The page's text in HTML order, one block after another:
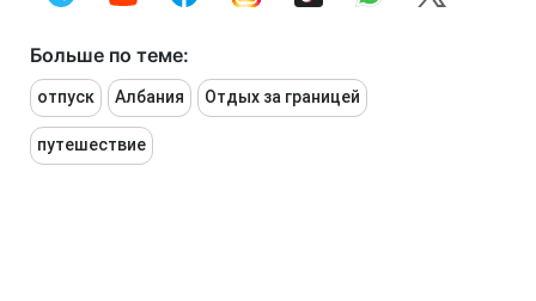
Больше по теме:
отпуск Албания Отдых за границей
путешествие